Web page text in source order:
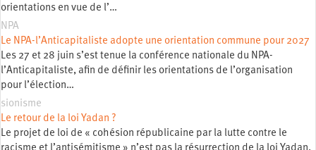
orientations en vue de l’…
NPA
Le NPA-l’Anticapitaliste adopte une orientation commune pour 2027
Les 27 et 28 juin s’est tenue la conférence nationale du NPA-
l’Anticapitaliste, afin de définir les orientations de l’organisation
pour l’élection…
sionisme
Le retour de la loi Yadan ?
Le projet de loi de « cohésion républicaine par la lutte contre le